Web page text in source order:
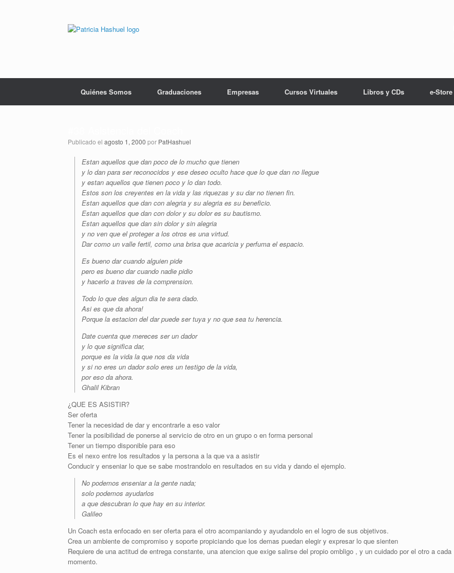
Quiénes Somos Graduaciones Empresas Cursos Virtuales Libros y CDs e-Store
Publicado el agosto 1, 2000 por PatHashuel
Estan aquellos que dan poco de lo mucho que tienen
y lo dan para ser reconocidos y ese deseo oculto hace que lo que dan no llegue
y estan aquellos que tienen poco y lo dan todo.
Estos son los creyentes en la vida y las riquezas y su dar no tienen fin.
Estan aquellos que dan con alegria y su alegria es su beneficio.
Estan aquellos que dan con dolor y su dolor es su bautismo.
Estan aquellos que dan sin dolor y sin alegria
y no ven que el proteger a los otros es una virtud.
Dar como un valle fertil, como una brisa que acaricia y perfuma el espacio.
Es bueno dar cuando alguien pide
pero es bueno dar cuando nadie pidio
y hacerlo a traves de la comprension.
Todo lo que des algun dia te sera dado.
Asi es que da ahora!
Porque la estacion del dar puede ser tuya y no que sea tu herencia.
Date cuenta que mereces ser un dador
y lo que significa dar,
porque es la vida la que nos da vida
y si no eres un dador solo eres un testigo de la vida,
por eso da ahora.
Ghalil Kibran
¿QUE ES ASISTIR?
Ser oferta
Tener la necesidad de dar y encontrarle a eso valor
Tener la posibilidad de ponerse al servicio de otro en un grupo o en forma personal
Tener un tiempo disponible para eso
Es el nexo entre los resultados y la persona a la que va a asistir
Conducir y enseniar lo que se sabe mostrandolo en resultados en su vida y dando el ejemplo.
No podemos enseniar a la gente nada;
solo podemos ayudarlos
a que descubran lo que hay en su interior.
Galileo
Un Coach esta enfocado en ser oferta para el otro acompaniando y ayudandolo en el logro de sus objetivos.
Crea un ambiente de compromiso y soporte propiciando que los demas puedan elegir y expresar lo que sienten
Requiere de una actitud de entrega constante, una atencion que exige salirse del propio ombligo , y un cuidado por el otro a cada
momento.